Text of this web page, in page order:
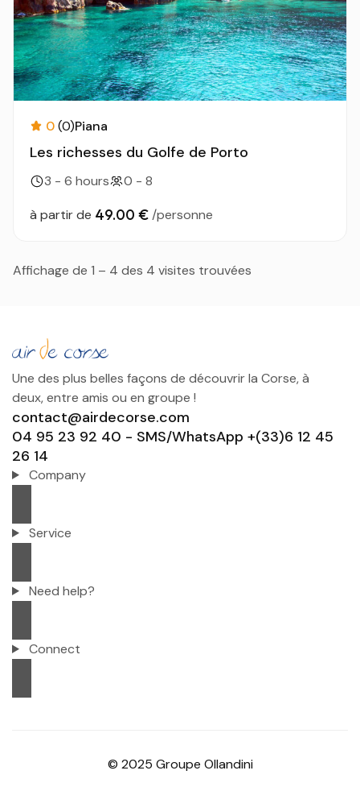
0(0)Piana
Les richesses du Golfe de Porto
3 - 6 hours
0 - 8
à partir de 49.00 € /personne
Affichage de 1 – 4 des 4 visites trouvées
Une des plus belles façons de découvrir la Corse, à
deux, entre amis ou en groupe !
contact@airdecorse.com
04 95 23 92 40 - SMS/WhatsApp +(33)6 12 45
26 14
Company
Service
Need help?
Connect
© 2025 Groupe Ollandini